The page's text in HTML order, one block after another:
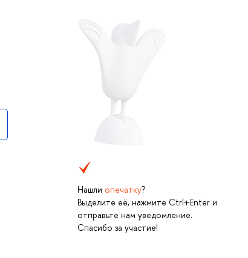
Нашли опечатку?
Выделите её, нажмите Ctrl+Enter и
отправьте нам уведомление.
Спасибо за участие!